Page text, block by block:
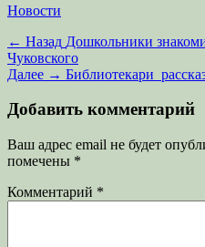
Категории
Новости
Навигация
по
← Назад Предыдущая
запись:
Дошкольники
Чуковского
Далее → Следующая
Библиотекари
Добавить комментарий
Ваш адрес email не будет
помечены *
Комментарий *